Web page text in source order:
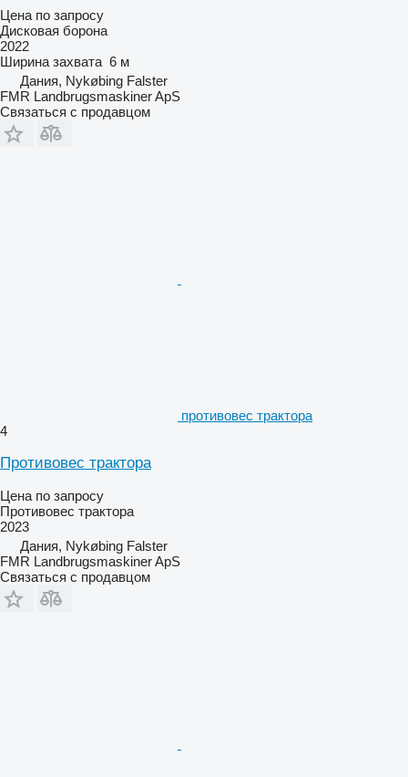
Цена по запросу
Дисковая борона
2022
Ширина захвата 6 м
Дания, Nykøbing Falster
FMR Landbrugsmaskiner ApS
Связаться с продавцом
противовес трактора
4
Противовес трактора
Цена по запросу
Противовес трактора
2023
Дания, Nykøbing Falster
FMR Landbrugsmaskiner ApS
Связаться с продавцом